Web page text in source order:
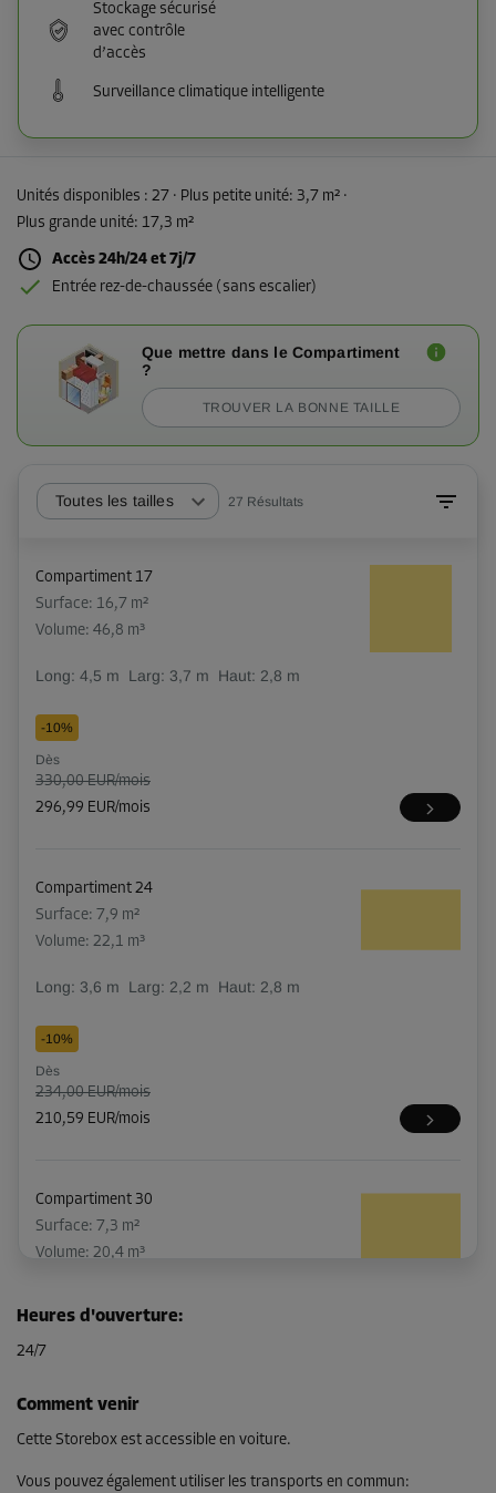
Stockage sécurisé
avec contrôle
d’accès
Surveillance climatique intelligente
Unités disponibles : 27 · Plus petite unité: 3,7 m² ·
Plus grande unité: 17,3 m²
Accès 24h/24 et 7j/7
Entrée rez-de-chaussée (sans escalier)
Que mettre dans le Compartiment
?
TROUVER LA BONNE TAILLE
Toutes les tailles 27 Résultats
Compartiment 17
Surface: 16,7 m²
Volume: 46,8 m³
Long: 4,5 m Larg: 3,7 m Haut: 2,8 m
-10%
Dès
330,00 EUR/mois
296,99 EUR/mois
Compartiment 24
Surface: 7,9 m²
Volume: 22,1 m³
Long: 3,6 m Larg: 2,2 m Haut: 2,8 m
-10%
Dès
234,00 EUR/mois
210,59 EUR/mois
Compartiment 30
Surface: 7,3 m²
Volume: 20,4 m³
-10%
221,00 EUR/mois
198,89 EUR/mois
Heures d'ouverture:
24/7
Comment venir
Cette Storebox est accessible en voiture.
Vous pouvez également utiliser les transports en commun: